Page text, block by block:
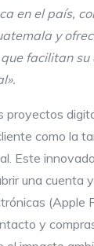
en el país,
y
facilitan su
proyectos
como la
Este
una cuenta
(Apple
y